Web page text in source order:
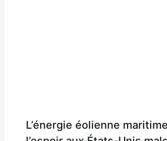
L’énergie éolienne